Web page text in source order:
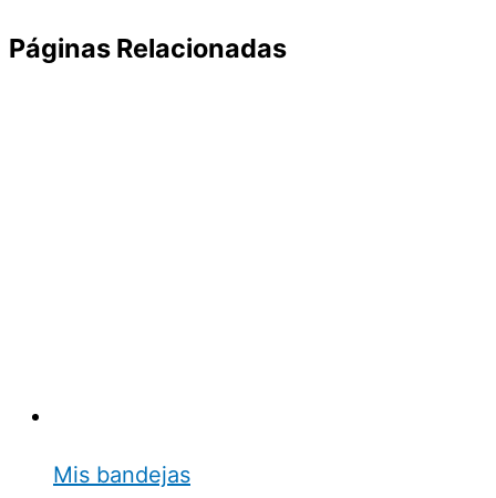
Páginas Relacionadas
Mis bandejas